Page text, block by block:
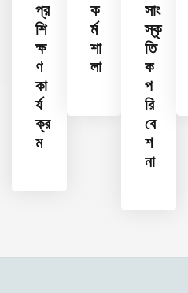
প্র
শি
ক্ষ
ণ
কা
র্য
ক্র
ম
ক
র্ম
শা
লা
সাং
স্কৃ
তি
ক
প
রি
বে
শ
না